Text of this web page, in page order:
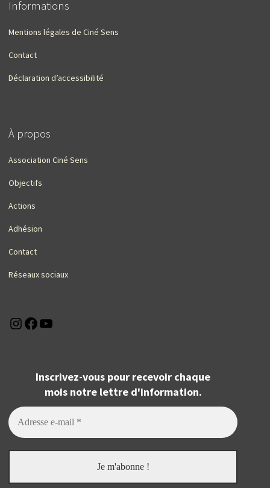
Informations
Mentions légales de Ciné Sens
Contact
Déclaration d’accessibilité
À propos
Association Ciné Sens
Objectifs
Actions
Adhésion
Contact
Réseaux sociaux
Instagram
Facebook
Inscrivez-vous pour recevoir chaque
mois notre lettre d'information.